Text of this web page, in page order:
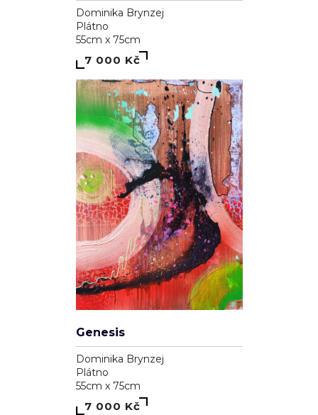
Dominika Brynzej
Plátno
55cm x 75cm
7 000 Kč
Genesis
Dominika Brynzej
Plátno
55cm x 75cm
7 000 Kč